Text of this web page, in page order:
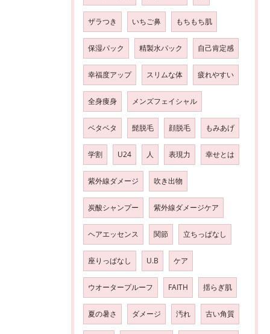
ザラつき いちご鼻 もちもち肌
保湿パック 精製水パック 自己肯定感
幸福度アップ スリムな体 疲れやすい
全身痩身 メンズフェイシャル
ベタベタ 髭脱毛 顔脱毛 もみあげ
学割 U24 人 表現力 幸せとは
紫外線ダメージ 吹き出物
炭酸シャンプー 紫外線ダメージケア
ヘアエッセンス 関節 立ちっぱなし
座りっぱなし U.B ケア
ウオータープルーフ FAITH 揺らぎ肌
夏の暑さ ダメージ 汚れ 古い角質